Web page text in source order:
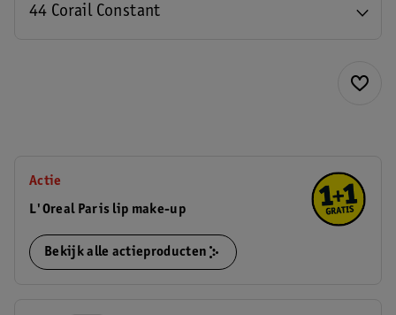
44 Corail Constant
Actie
L'Oreal Paris lip make-up
Bekijk alle actieproducten